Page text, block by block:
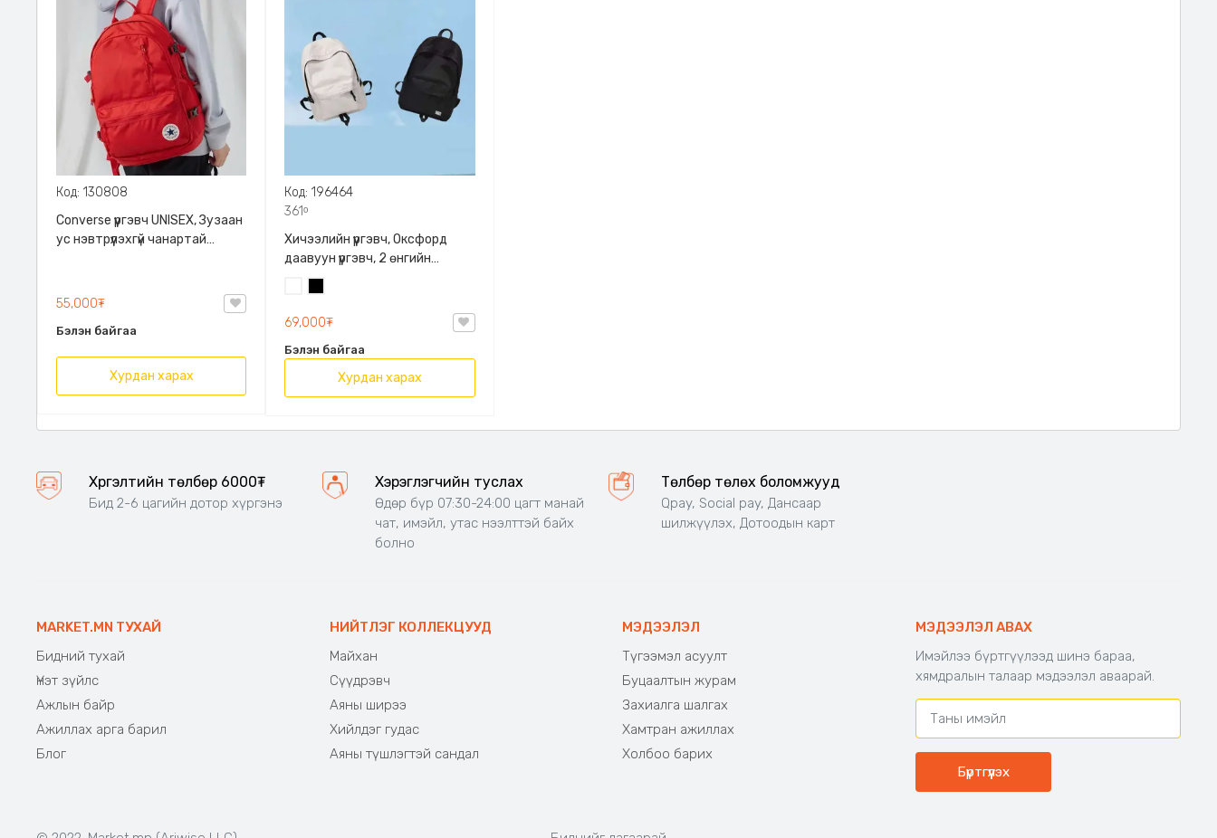
Код: 130808
Converse үүргэвч UNISEX, Зузаан
ус нэвтрүүлэхгүй чанартай
55,000₮
Бэлэн байгаа
Хурдан харах
Код: 196464
361ᵒ
Хичээлийн үүргэвч, Оксфорд
даавуун үүргэвч, 2 өнгийн
сонголттой, 14 инч, Зөөврийн
компьютер багтана, Олон
тасалгаа, халаастай, 361ᵒ
69,000₮
Бэлэн байгаа
Хурдан харах
Хүргэлтийн төлбөр 6000₮
Бид 2-6 цагийн дотор хүргэнэ
Хэрэглэгчийн туслах
Өдөр бүр 07:30-24:00 цагт манай
чат, имэйл, утас нээлттэй байх
болно
Төлбөр төлөх боломжууд
Qpay, Social pay, Дансаар
шилжүүлэх, Дотоодын карт
MARKET.MN ТУХАЙ
Бидний тухай
Үнэт зүйлс
Ажлын байр
Ажиллах арга барил
Блог
НИЙТЛЭГ КОЛЛЕКЦУУД
Майхан
Сүүдрэвч
Аяны ширээ
Хийлдэг гудас
Аяны түшлэгтэй сандал
МЭДЭЭЛЭЛ
Түгээмэл асуулт
Буцаалтын журам
Захиалга шалгах
Хамтран ажиллах
Холбоо барих
МЭДЭЭЛЭЛ АВАХ
Имэйлээ бүртгүүлээд шинэ бараа,
хямдралын талаар мэдээлэл аваарай.
Бүртгүүлэх